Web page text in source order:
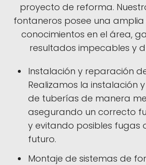
proyecto de reforma.
fontaneros posee una amplia
conocimientos en el área,
resultados impecables y
Instalación y reparación
Realizamos la instalación
de tuberías de manera
asegurando un correcto
y evitando posibles fugas
futuro.
Montaje de sistemas de